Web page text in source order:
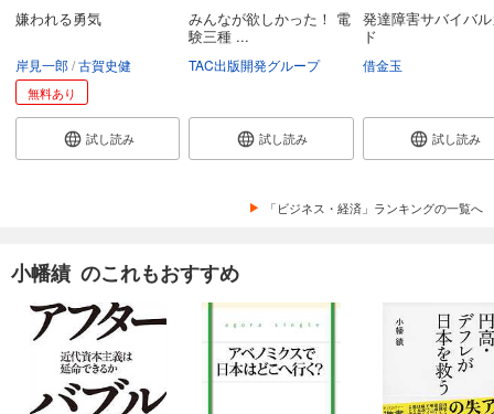
嫌われる勇気
岸見一郎 古賀史健
無料あり
試し読み
みんなが欲しかった！ 電
験三種 ...
TAC出版開発グループ
試し読み
発達障害サバイバ
ド
借金玉
試し読み
「ビジネス・経済」ランキングの一覧へ
小幡績 のこれもおすすめ